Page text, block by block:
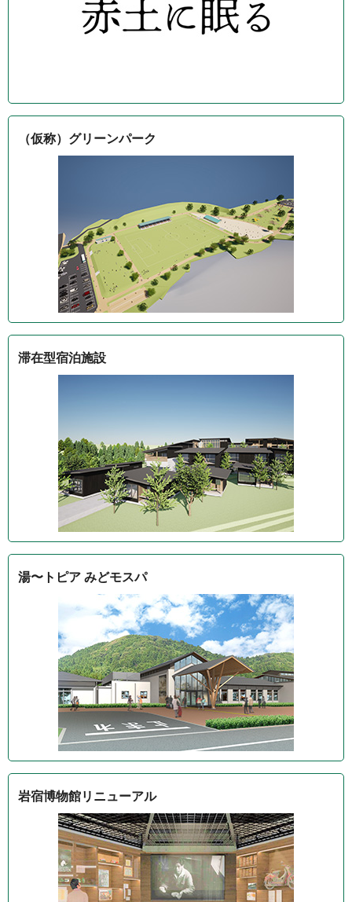
（仮称）グリーンパーク
滞在型宿泊施設
湯〜トピア みどモスパ
岩宿博物館リニューアル